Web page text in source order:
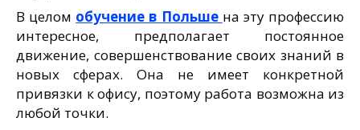
В целом обучение в Польше на эту профессию
интересное, предполагает постоянное
движение, совершенствование своих знаний в
новых сферах. Она не имеет конкретной
привязки к офису, поэтому работа возможна из
любой точки.